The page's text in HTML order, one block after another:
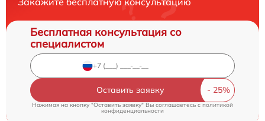
Бесплатная консультация со
специалистом
Оставить заявку
Нажимая на кнопку "Оставить заявку" Вы соглашаетесь cполитикой
конфиденциальности